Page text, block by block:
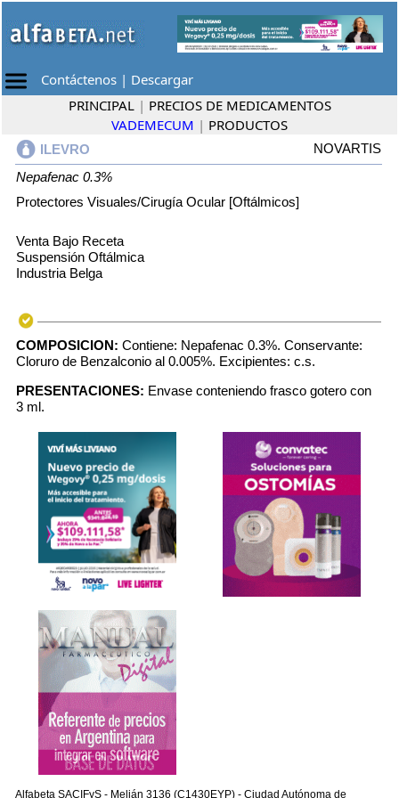
Contáctenos | Descargar
PRINCIPAL | PRECIOS DE MEDICAMENTOS
VADEMECUM | PRODUCTOS
ILEVRO
NOVARTIS
Nepafenac 0.3%
Protectores Visuales/Cirugía Ocular [Oftálmicos]
Venta Bajo Receta
Suspensión Oftálmica
Industria Belga
COMPOSICION: Contiene: Nepafenac 0.3%. Conservante:
Cloruro de Benzalconio al 0.005%. Excipientes: c.s.
PRESENTACIONES: Envase conteniendo frasco gotero con
3 ml.
Alfabeta SACIFyS - Melián 3136 (C1430EYP) - Ciudad Autónoma de